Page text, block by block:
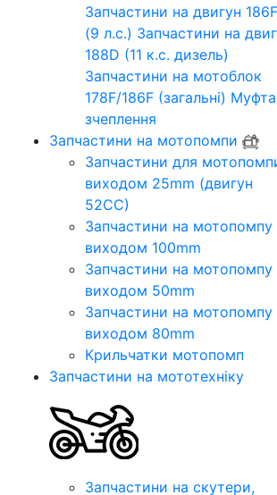
Запчастини на двигун 186F
(9 л.с.) Запчастини на
188D (11 к.с. дизель)
Запчастини на мотоблок
178F/186F (загальні) Муфта
зчеплення
Запчастини на мотопомпи
Запчастини для
виходом 25mm (двигун
52CC)
Запчастини на мотопомпу
виходом 100mm
Запчастини на мотопомпу
виходом 50mm
Запчастини на мотопомпу
виходом 80mm
Крильчатки мотопомп
Запчастини на мототехніку
Запчастини на скутери,